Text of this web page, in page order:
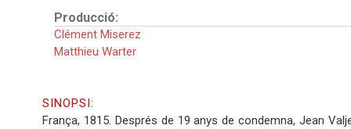
Producció:
Clément Miserez
Matthieu Warter
SINOPSI:
França, 1815. Després de 19 anys de condemna, Jean